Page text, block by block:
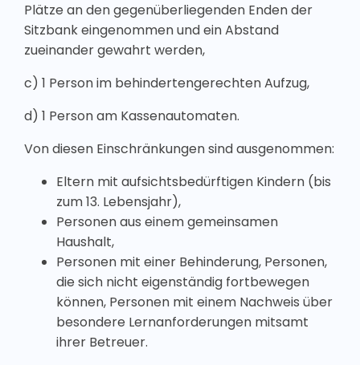
Plätze an den gegenüberliegenden Enden der
Sitzbank eingenommen und ein Abstand
zueinander gewahrt werden,
c) 1 Person im behindertengerechten Aufzug,
d) 1 Person am Kassenautomaten.
Von diesen Einschränkungen sind ausgenommen:
Eltern mit aufsichtsbedürftigen Kindern (bis
zum 13. Lebensjahr),
Personen aus einem gemeinsamen
Haushalt,
Personen mit einer Behinderung, Personen,
die sich nicht eigenständig fortbewegen
können, Personen mit einem Nachweis über
besondere Lernanforderungen mitsamt
ihrer Betreuer.